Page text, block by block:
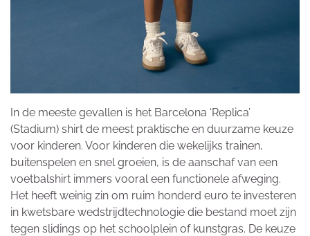
In de meeste gevallen is het Barcelona ‘Replica’
(Stadium) shirt de meest praktische en duurzame keuze
voor kinderen. Voor kinderen die wekelijks trainen,
buitenspelen en snel groeien, is de aanschaf van een
voetbalshirt immers vooral een functionele afweging.
Het heeft weinig zin om ruim honderd euro te investeren
in kwetsbare wedstrijdtechnologie die bestand moet zijn
tegen slidings op het schoolplein of kunstgras. De keuze